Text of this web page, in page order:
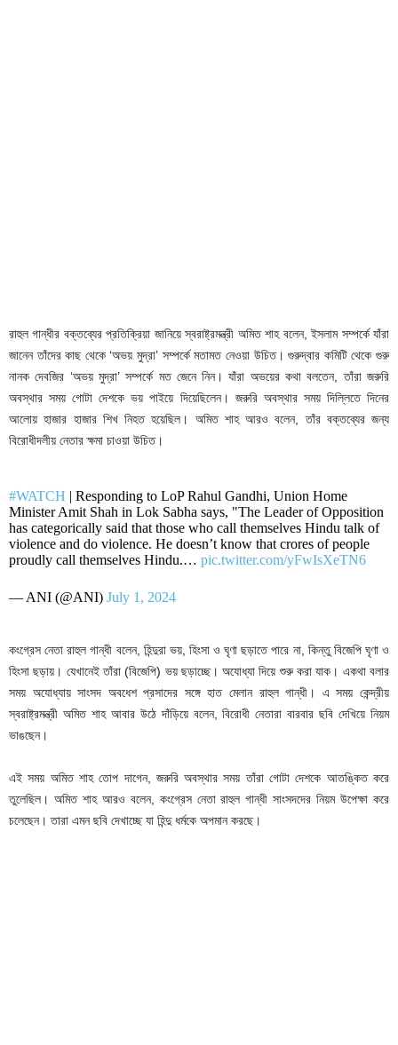
রাহুল গান্ধীর বক্তব্যের প্রতিক্রিয়া জানিয়ে স্বরাষ্ট্রমন্ত্রী অমিত শাহ বলেন, ইসলাম সম্পর্কে যাঁরা
জানেন তাঁদের কাছ থেকে ‘অভয় মুদ্রা’ সম্পর্কে মতামত নেওয়া উচিত। গুরুদ্বার কমিটি থেকে গুরু
নানক দেবজির ‘অভয় মুদ্রা’ সম্পর্কে মত জেনে নিন। যাঁরা অভয়ের কথা বলতেন, তাঁরা জরুরি
অবস্থার সময় গোটা দেশকে ভয় পাইয়ে দিয়েছিলেন। জরুরি অবস্থার সময় দিল্লিতে দিনের
আলোয় হাজার হাজার শিখ নিহত হয়েছিল। অমিত শাহ আরও বলেন, তাঁর বক্তব্যের জন্য
বিরোধীদলীয় নেতার ক্ষমা চাওয়া উচিত।
#WATCH | Responding to LoP Rahul Gandhi, Union Home
Minister Amit Shah in Lok Sabha says, "The Leader of Opposition
has categorically said that those who call themselves Hindu talk of
violence and do violence. He doesn’t know that crores of people
proudly call themselves Hindu.… pic.twitter.com/yFwIsXeTN6
— ANI (@ANI) July 1, 2024
কংগ্রেস নেতা রাহুল গান্ধী বলেন, হিন্দুরা ভয়, হিংসা ও ঘৃণা ছড়াতে পারে না, কিন্তু বিজেপি ঘৃণা ও
হিংসা ছড়ায়। যেখানেই তাঁরা (বিজেপি) ভয় ছড়াচ্ছে। অযোধ্যা দিয়ে শুরু করা যাক। একথা বলার
সময় অযোধ্যায় সাংসদ অবধেশ প্রসাদের সঙ্গে হাত মেলান রাহুল গান্ধী। এ সময় কেন্দ্রীয়
স্বরাষ্ট্রমন্ত্রী অমিত শাহ আবার উঠে দাঁড়িয়ে বলেন, বিরোধী নেতারা বারবার ছবি দেখিয়ে নিয়ম
ভাঙছেন।
এই সময় অমিত শাহ তোপ দাগেন, জরুরি অবস্থার সময় তাঁরা গোটা দেশকে আতঙ্কিত করে
তুলেছিল। অমিত শাহ আরও বলেন, কংগ্রেস নেতা রাহুল গান্ধী সাংসদদের নিয়ম উপেক্ষা করে
চলেছেন। তারা এমন ছবি দেখাচ্ছে যা হিন্দু ধর্মকে অপমান করছে।